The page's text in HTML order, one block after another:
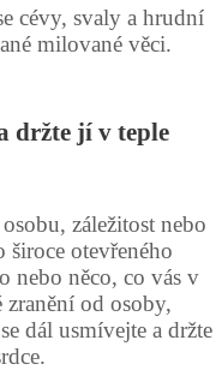
cévy, svaly a hrudní
milované věci.
držte jí v teple
záležitost nebo
otevřeného
nebo něco, co vás v
zranění od osoby,
dál usmívejte a držte